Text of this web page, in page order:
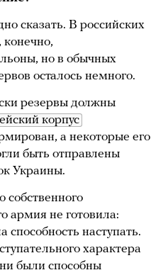
сказать. В российских
но в обычных
осталось немного.
резервы должны
корпус
а некоторые его
быть отправлены
Украины.
собственного
армия не готовила:
наступать.
характера
были способны